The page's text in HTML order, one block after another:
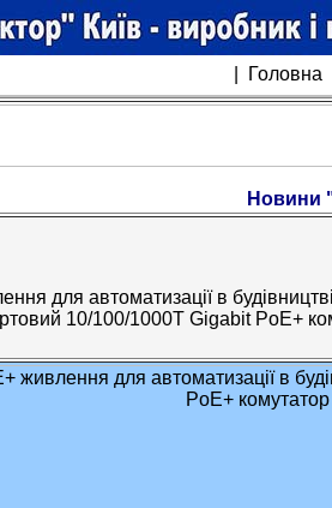
Головна
Новини
для автоматизації в
10/100/1000T Gigabit PoE+